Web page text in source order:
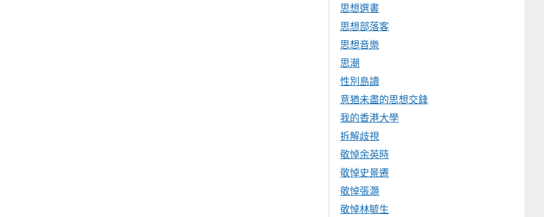
思想選書
思想部落客
思想音樂
思潮
性別島讀
意猶未盡的思想交鋒
我的香港大學
拆解歧視
敬悼余英時
敬悼史景遷
敬悼張灝
敬悼林毓生